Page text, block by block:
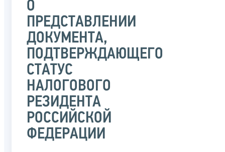
О
ПРЕДСТАВЛЕНИИ
ДОКУМЕНТА,
ПОДТВЕРЖДАЮЩЕГО
СТАТУС
НАЛОГОВОГО
РЕЗИДЕНТА
РОССИЙСКОЙ
ФЕДЕРАЦИИ